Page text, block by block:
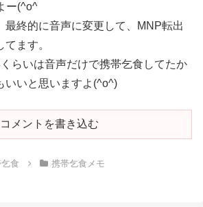
ー(^o^
最終的に音声に変更して、MNP転出
ます。
らいは音声だけで携帯乞食してたか
いいと思いますよ(^o^)
コメントを書き込む
食 携帯乞食メモ